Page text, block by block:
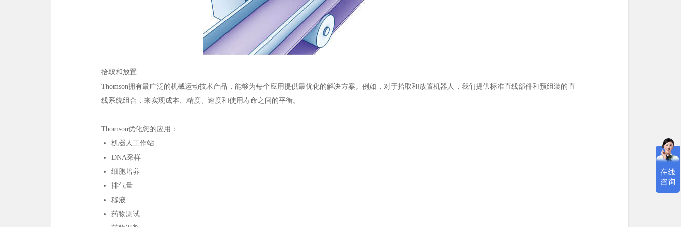
拾取和放置
Thomson拥有最广泛的机械运动技术产品，能够为每个应用提供最优化的解决方案。例如，对于拾取和放置机器人，我们提供标准直线部件和预组装的直
线系统组合，来实现成本、精度、速度和使用寿命之间的平衡。
Thomson优化您的应用：
机器人工作站
DNA采样
细胞培养
排气量
移液
药物测试